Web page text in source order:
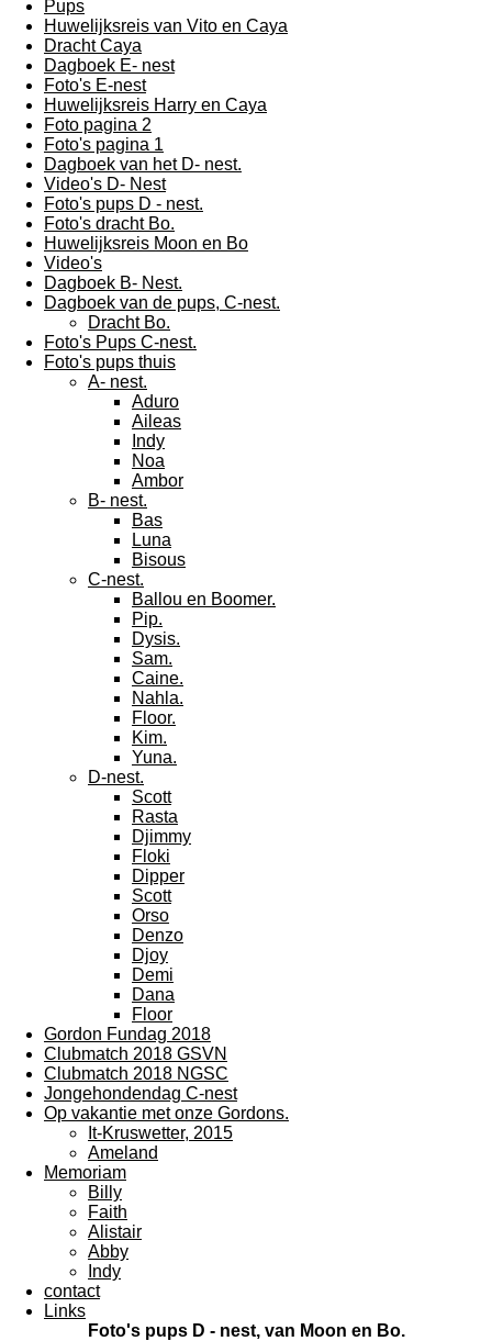
Pups
Huwelijksreis van Vito en Caya
Dracht Caya
Dagboek E- nest
Foto's E-nest
Huwelijksreis Harry en Caya
Foto pagina 2
Foto's pagina 1
Dagboek van het D- nest.
Video's D- Nest
Foto's pups D - nest.
Foto's dracht Bo.
Huwelijksreis Moon en Bo
Video's
Dagboek B- Nest.
Dagboek van de pups, C-nest.
Dracht Bo.
Foto's Pups C-nest.
Foto's pups thuis
A- nest.
Aduro
Aileas
Indy
Noa
Ambor
B- nest.
Bas
Luna
Bisous
C-nest.
Ballou en Boomer.
Pip.
Dysis.
Sam.
Caine.
Nahla.
Floor.
Kim.
Yuna.
D-nest.
Scott
Rasta
Djimmy
Floki
Dipper
Scott
Orso
Denzo
Djoy
Demi
Dana
Floor
Gordon Fundag 2018
Clubmatch 2018 GSVN
Clubmatch 2018 NGSC
Jongehondendag C-nest
Op vakantie met onze Gordons.
It-Kruswetter, 2015
Ameland
Memoriam
Billy
Faith
Alistair
Abby
Indy
contact
Links
Foto's pups D - nest, van Moon en Bo.